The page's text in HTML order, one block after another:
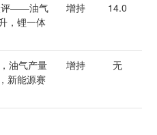
评——油气
，锂一体
增持 14.0
油气产量
新能源赛
增持 无